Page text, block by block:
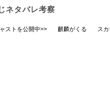
ネタバレ考察
ストを公開中>> 麒麟がくる ス